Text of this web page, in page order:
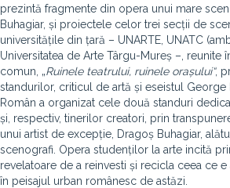
prezintă fragmente din opera unui mare
Buhagiar, și proiectele celor trei secții de
universitățile din țară – UNARTE, UNATC
Universitatea de Arte Târgu-Mureș –, reunite
comun, „Ruinele teatrului, ruinele orașului“,
standurilor, criticul de artă și eseistul George
Român a organizat cele două standuri
și, respectiv, tinerilor creatori, prin
unui artist de excepție, Dragoș Buhagiar,
scenografi. Opera studenților la arte incită
revelatoare de a reinvesti și recicla ceea ce
în peisajul urban românesc de astăzi.